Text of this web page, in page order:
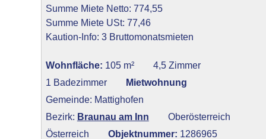
Summe Miete Netto: 774,55
Summe Miete USt: 77,46
Kaution-Info: 3 Bruttomonatsmieten
Wohnfläche: 105 m²
4,5 Zimmer
1 Badezimmer
Mietwohnung
Gemeinde: Mattighofen
Bezirk: Braunau am Inn
Oberösterreich
Österreich
Objektnummer: 1286965